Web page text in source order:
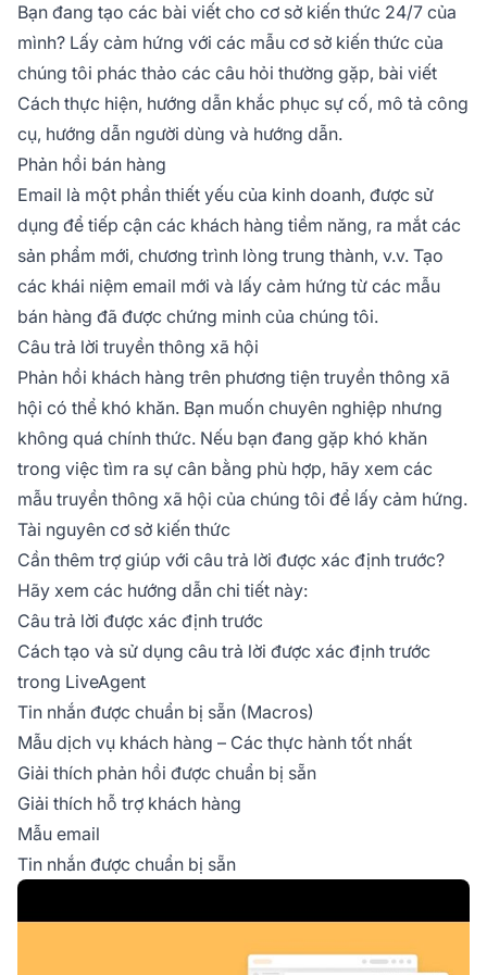
Bạn đang tạo các bài viết cho cơ sở kiến thức 24/7 của
mình? Lấy cảm hứng với các mẫu cơ sở kiến thức của
chúng tôi phác thảo các câu hỏi thường gặp, bài viết
Cách thực hiện, hướng dẫn khắc phục sự cố, mô tả công
cụ, hướng dẫn người dùng và hướng dẫn.
Phản hồi bán hàng
Email là một phần thiết yếu của kinh doanh, được sử
dụng để tiếp cận các khách hàng tiềm năng, ra mắt các
sản phẩm mới, chương trình lòng trung thành, v.v. Tạo
các khái niệm email mới và lấy cảm hứng từ các mẫu
bán hàng đã được chứng minh của chúng tôi.
Câu trả lời truyền thông xã hội
Phản hồi khách hàng trên phương tiện truyền thông xã
hội có thể khó khăn. Bạn muốn chuyên nghiệp nhưng
không quá chính thức. Nếu bạn đang gặp khó khăn
trong việc tìm ra sự cân bằng phù hợp, hãy xem các
mẫu truyền thông xã hội của chúng tôi để lấy cảm hứng.
Tài nguyên cơ sở kiến thức
Cần thêm trợ giúp với câu trả lời được xác định trước?
Hãy xem các hướng dẫn chi tiết này:
Câu trả lời được xác định trước
Cách tạo và sử dụng câu trả lời được xác định trước
trong LiveAgent
Tin nhắn được chuẩn bị sẵn (Macros)
Mẫu dịch vụ khách hàng – Các thực hành tốt nhất
Giải thích phản hồi được chuẩn bị sẵn
Giải thích hỗ trợ khách hàng
Mẫu email
Tin nhắn được chuẩn bị sẵn